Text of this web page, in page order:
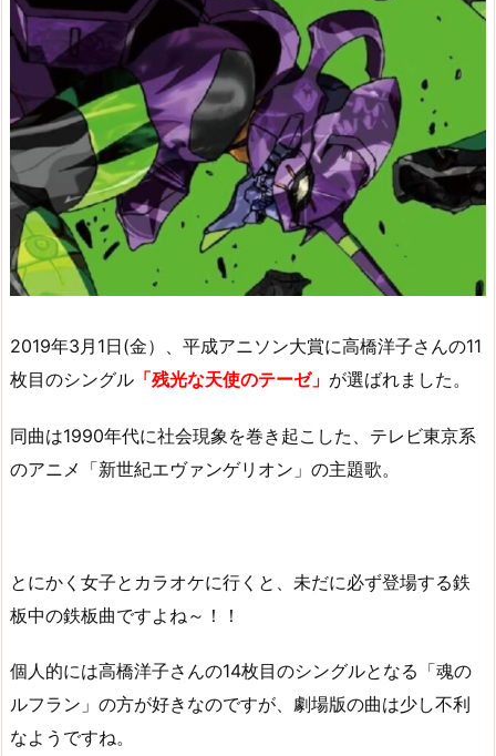
2019年3月1日(金）、平成アニソン大賞に高橋洋子さんの11
枚目のシングル 「残光な天使のテーゼ」 が選ばれました。
同曲は1990年代に社会現象を巻き起こした、テレビ東京系
のアニメ「新世紀エヴァンゲリオン」の主題歌。
とにかく女子とカラオケに行くと、未だに必ず登場する鉄
板中の鉄板曲ですよね～！！
個人的には高橋洋子さんの14枚目のシングルとなる「魂の
ルフラン」の方が好きなのですが、劇場版の曲は少し不利
なようですね。